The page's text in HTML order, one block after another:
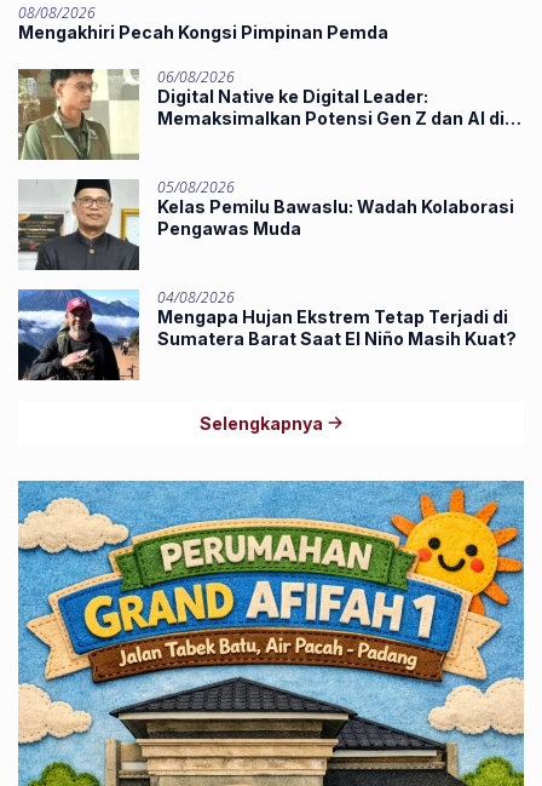
08/08/2026
Mengakhiri Pecah Kongsi Pimpinan Pemda
06/08/2026
Digital Native ke Digital Leader:
Memaksimalkan Potensi Gen Z dan AI di
05/08/2026
Kelas Pemilu Bawaslu: Wadah Kolaborasi
Pengawas Muda
04/08/2026
Mengapa Hujan Ekstrem Tetap Terjadi di
Sumatera Barat Saat El Niño Masih Kuat?
Selengkapnya